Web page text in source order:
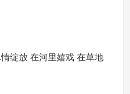
绽放 在河里嬉戏 在草地